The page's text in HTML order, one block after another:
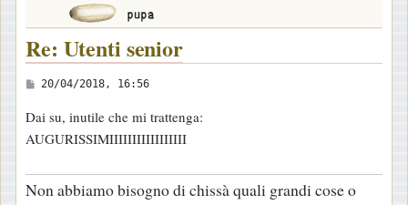
Re: Utenti senior
M
s
s
g
20/04/2018, 16:56
Dai su, inutile che mi trattenga:
AUGURISSIMIIIIIIIIIIIIIIIII
Non abbiamo bisogno di chissà quali grandi cose o